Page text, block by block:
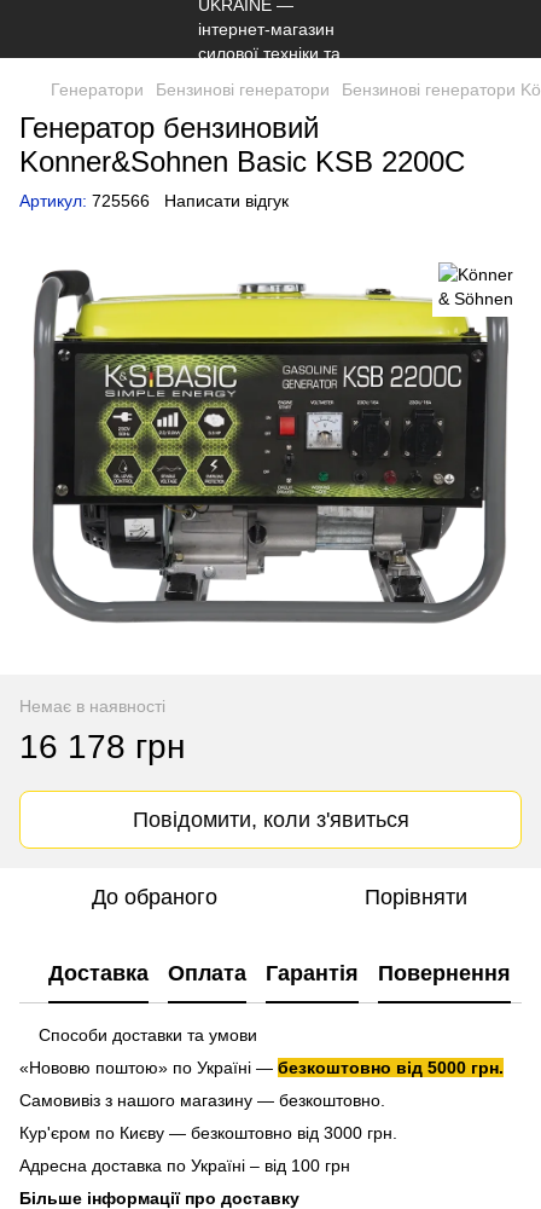
Генератори Бензинові генератори Бензинові генератори
Генератор бензиновий
Konner&Sohnen Basic KSB 2200C
Артикул: 725566 Написати відгук
Немає в наявності
16 178 грн
Повідомити, коли з'явиться
До обраного Порівняти
Доставка Оплата Гарантія Повернення
Способи доставки та умови
«Нововю поштою» по Україні — безкоштовно від 5000 грн.
Самовивіз з нашого магазину — безкоштовно.
Кур'єром по Києву — безкоштовно від 3000 грн.
Адресна доставка по Україні – від 100 грн
Більше інформації про доставку